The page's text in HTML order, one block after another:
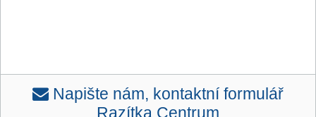
Napište nám, kontaktní formulář
Razítka Centrum